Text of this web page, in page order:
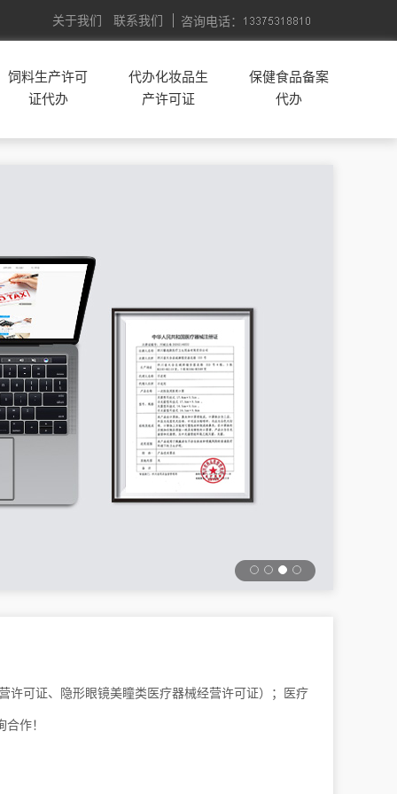
关于我们 联系我们 咨询电话：
饲料生产许可
证代办
代办化妆品生
产许可证
保健食品备案
代办
许可证、隐形眼镜美瞳类医疗器械经营许可证）；医疗
作！